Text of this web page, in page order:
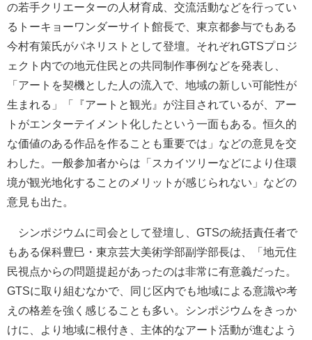
の若手クリエーターの人材育成、交流活動などを行ってい
るトーキョーワンダーサイト館長で、東京都参与でもある
今村有策氏がパネリストとして登壇。それぞれGTSプロジ
ェクト内での地元住民との共同制作事例などを発表し、
「アートを契機とした人の流入で、地域の新しい可能性が
生まれる」「『アートと観光』が注目されているが、アー
トがエンターテイメント化したという一面もある。恒久的
な価値のある作品を作ることも重要では」などの意見を交
わした。一般参加者からは「スカイツリーなどにより住環
境が観光地化することのメリットが感じられない」などの
意見も出た。
シンポジウムに司会として登壇し、GTSの統括責任者で
もある保科豊巳・東京芸大美術学部副学部長は、「地元住
民視点からの問題提起があったのは非常に有意義だった。
GTSに取り組むなかで、同じ区内でも地域による意識や考
えの格差を強く感じることも多い。シンポジウムをきっか
けに、より地域に根付き、主体的なアート活動が進むよう